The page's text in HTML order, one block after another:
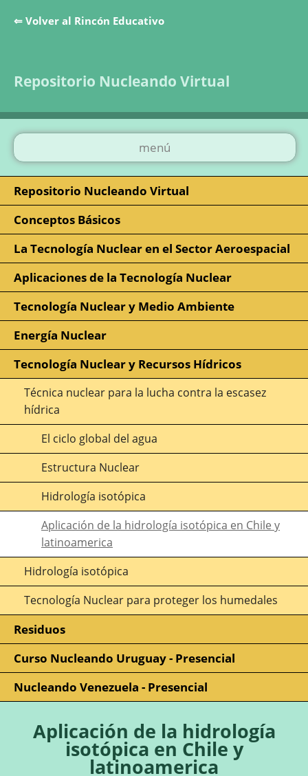
⇐ Volver al Rincón Educativo
Repositorio Nucleando Virtual
menú
Repositorio Nucleando Virtual
Conceptos Básicos
La Tecnología Nuclear en el Sector Aeroespacial
Aplicaciones de la Tecnología Nuclear
Tecnología Nuclear y Medio Ambiente
Energía Nuclear
Tecnología Nuclear y Recursos Hídricos
Técnica nuclear para la lucha contra la escasez
hídrica
El ciclo global del agua
Estructura Nuclear
Hidrología isotópica
Aplicación de la hidrología isotópica en Chile y
latinoamerica
Hidrología isotópica
Tecnología Nuclear para proteger los humedales
Residuos
Curso Nucleando Uruguay - Presencial
Nucleando Venezuela - Presencial
Aplicación de la hidrología
isotópica en Chile y
latinoamerica